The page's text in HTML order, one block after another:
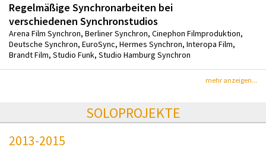
Regelmäßige Synchronarbeiten bei
verschiedenen Synchronstudios
Arena Film Synchron, Berliner Synchron, Cinephon Filmproduktion,
Deutsche Synchron, EuroSync, Hermes Synchron, Interopa Film,
Brandt Film, Studio Funk, Studio Hamburg Synchron
mehr anzeigen...
SOLOPROJEKTE
2013-2015